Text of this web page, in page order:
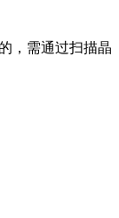
，需通过扫描晶